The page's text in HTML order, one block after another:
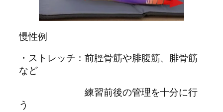
慢性例
・ストレッチ：前脛骨筋や腓腹筋、腓骨筋
など
練習前後の管理を十分に行
う